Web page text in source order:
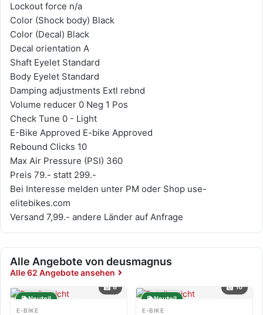
Lockout force n/a
Color (Shock body) Black
Color (Decal) Black
Decal orientation A
Shaft Eyelet Standard
Body Eyelet Standard
Damping adjustments Extl rebnd
Volume reducer 0 Neg 1 Pos
Check Tune 0 - Light
E-Bike Approved E-bike Approved
Rebound Clicks 10
Max Air Pressure (PSI) 360
Preis 79.- statt 299.-
Bei Interesse melden unter PM oder Shop use-
elitebikes.com
Versand 7,99.- andere Länder auf Anfrage
Alle Angebote von deusmagnus
Alle 62 Angebote ansehen
8
Neuteil
E-BIKE
16
Neuteil
E-BIKE